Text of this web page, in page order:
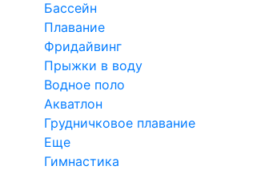
Бассейн
Плавание
Фридайвинг
Прыжки в воду
Водное поло
Акватлон
Грудничковое плавание
Еще
Гимнастика